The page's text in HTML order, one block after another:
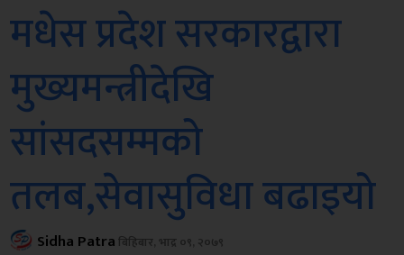
मधेस प्रदेश सरकारद्वारा
मुख्यमन्त्रीदेखि
सांसदसम्मको
तलब,सेवासुविधा बढाइयो
Sidha Patraबिहिबार, भाद्र ०९, २०७९